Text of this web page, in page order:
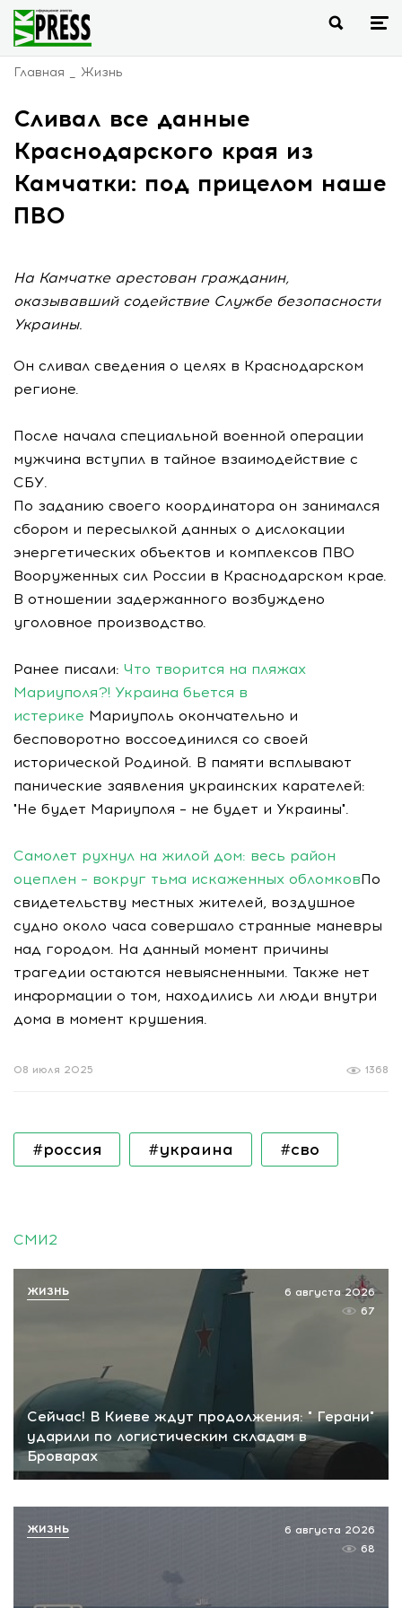
Главная Жизнь
Сливал все данные
Краснодарского края из
Камчатки: под прицелом наше
ПВО
На Камчатке арестован гражданин,
оказывавший содействие Службе безопасности
Украины.
Он сливал сведения о целях в Краснодарском
регионе.
После начала специальной военной операции
мужчина вступил в тайное взаимодействие с
СБУ.
По заданию своего координатора он занимался
сбором и пересылкой данных о дислокации
энергетических объектов и комплексов ПВО
Вооруженных сил России в Краснодарском крае.
В отношении задержанного возбуждено
уголовное производство.
Ранее писали: Что творится на пляжах
Мариуполя?! Украина бьется в
истерике Мариуполь окончательно и
бесповоротно воссоединился со своей
исторической Родиной. В памяти всплывают
панические заявления украинских карателей:
"Не будет Мариуполя – не будет и Украины".
Самолет рухнул на жилой дом: весь район
оцеплен – вокруг тьма искаженных обломковПо
свидетельству местных жителей, воздушное
судно около часа совершало странные маневры
над городом. На данный момент причины
трагедии остаются невыясненными. Также нет
информации о том, находились ли люди внутри
дома в момент крушения.
1368
08 июля 2025
#россия #украина #сво
СМИ2
Сейчас! В Киеве ждут продолжения: " Герани"
ударили по логистическим складам в
Броварах
6 августа 2026
67
ЖИЗНЬ
6 августа 2026
68
ЖИЗНЬ